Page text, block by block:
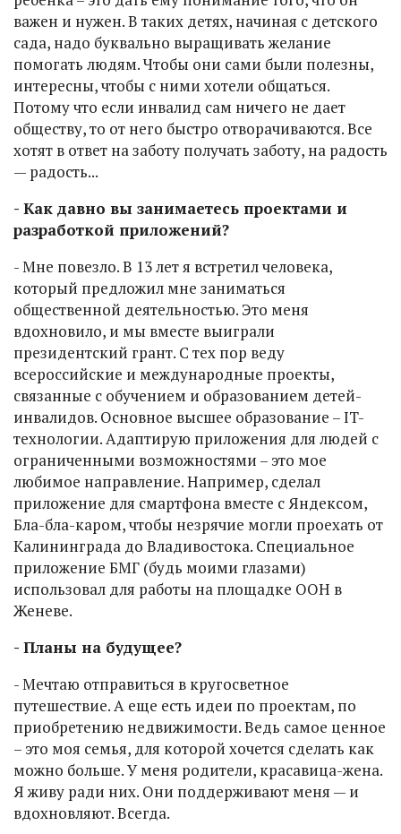
важен и нужен. В таких детях, начиная с детского
сада, надо буквально выращивать желание
помогать людям. Чтобы они сами были полезны,
интересны, чтобы с ними хотели общаться.
Потому что если инвалид сам ничего не дает
обществу, то от него быстро отворачиваются. Все
хотят в ответ на заботу получать заботу, на радость
— радость...
- Как давно вы занимаетесь проектами и
разработкой приложений?
- Мне повезло. В 13 лет я встретил человека,
который предложил мне заниматься
общественной деятельностью. Это меня
вдохновило, и мы вместе выиграли
президентский грант. С тех пор веду
всероссийские и международные проекты,
связанные с обучением и образованием детей-
инвалидов. Основное высшее образование – IT-
технологии. Адаптирую приложения для людей с
ограниченными возможностями – это мое
любимое направление. Например, сделал
приложение для смартфона вместе с Яндексом,
Бла-бла-каром, чтобы незрячие могли проехать от
Калининграда до Владивостока. Специальное
приложение БМГ (будь моими глазами)
использовал для работы на площадке ООН в
Женеве.
- Планы на будущее?
- Мечтаю отправиться в кругосветное
путешествие. А еще есть идеи по проектам, по
приобретению недвижимости. Ведь самое ценное
– это моя семья, для которой хочется сделать как
можно больше. У меня родители, красавица-жена.
Я живу ради них. Они поддерживают меня — и
вдохновляют. Всегда.